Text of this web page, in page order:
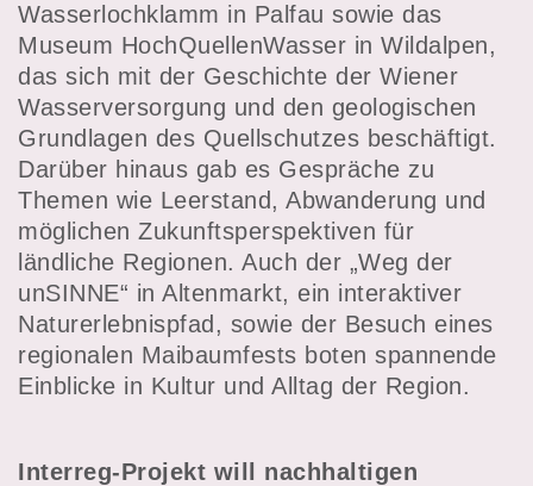
Wasserlochklamm in Palfau sowie das
Museum HochQuellenWasser in Wildalpen,
das sich mit der Geschichte der Wiener
Wasserversorgung und den geologischen
Grundlagen des Quellschutzes beschäftigt.
Darüber hinaus gab es Gespräche zu
Themen wie Leerstand, Abwanderung und
möglichen Zukunftsperspektiven für
ländliche Regionen. Auch der „Weg der
unSINNE“ in Altenmarkt, ein interaktiver
Naturerlebnispfad, sowie der Besuch eines
regionalen Maibaumfests boten spannende
Einblicke in Kultur und Alltag der Region.
Interreg-Projekt will nachhaltigen